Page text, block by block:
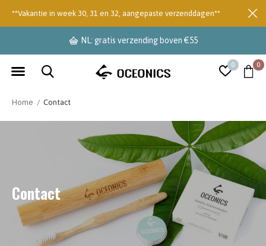
0 0
NL: gratis verzending boven €55
**Vakantie in week 30, 31 en 32, aangepaste verzenddagen**
Home Contact
Contact